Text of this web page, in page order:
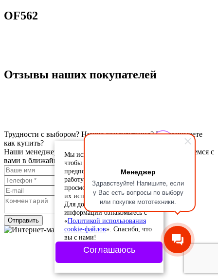
Менеджер
Здравствуйте! Напишите, если
у Вас есть вопросы по выбору
или покупке мототехники.
OF562
Отзывы наших покупателей
Трудности с выбором? Нужна консультация? Не понимаете
как купить?
Наши менеджеры подскажут. Оставьте заявку и мы свяжемся с
вами в ближайшее время.
Отправить
Мы используем cookie-файлы,
чтобы учесть ваши
предпочтения и улучшить
работу сайта. Продолжая
просмотр, вы соглашаетесь с
их использованием.
Для дополнительной
информации ознакомьтесь с
«Политикой использования
cookie-файлов». Спасибо, что
вы с нами!
Соглашаюсь